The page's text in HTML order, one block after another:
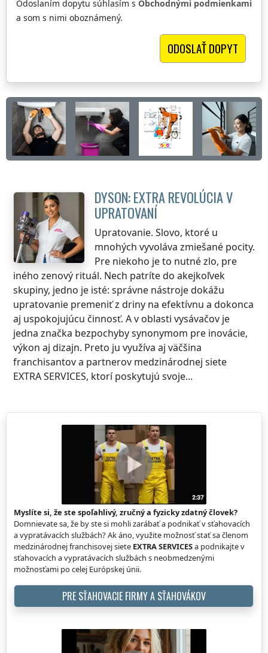
Odoslaním dopytu súhlasím s Obchodnými podmienkami
a som s nimi oboznámený.
DYSON: EXTRA REVOLÚCIA V
UPRATOVANÍ
Upratovanie. Slovo, ktoré u
mnohých vyvoláva zmiešané pocity.
Pre niekoho je to nutné zlo, pre
iného zenový rituál. Nech patríte do akejkoľvek
skupiny, jedno je isté: správne nástroje dokážu
upratovanie premeniť z driny na efektívnu a dokonca
aj uspokojujúcu činnosť. A v oblasti vysávačov je
jedna značka bezpochyby synonymom pre inovácie,
výkon aj dizajn. Preto ju využíva aj väčšina
franchisantov a partnerov medzinárodnej siete
EXTRA SERVICES, ktorí poskytujú svoje...
Myslíte si, že ste spoľahlivý, zručný a fyzicky zdatný človek?
Domnievate sa, že by ste si mohli zarábať a podnikať v sťahovacích
a vypratávacích službách? Ak áno, využite možnosť stať sa členom
medzinárodnej franchisovej siete EXTRA SERVICESa podnikajte v
sťahovacích a vypratávacích službách s neobmedzenými
možnosťami po celej Európskej únii.
PRE SŤAHOVACIE FIRMY A SŤAHOVÁKOV